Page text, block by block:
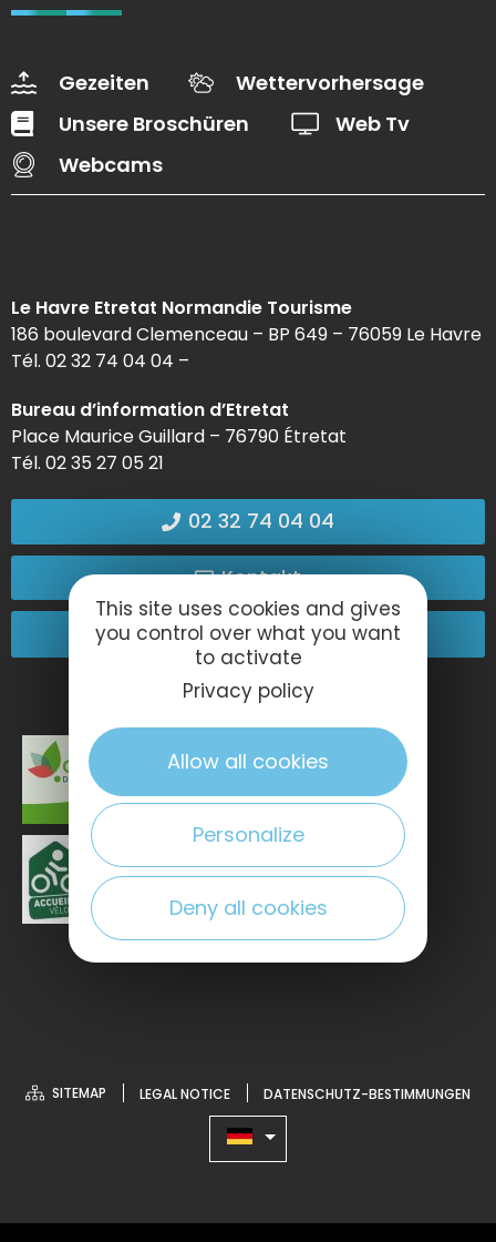
Gezeiten
Wettervorhersage
Unsere Broschüren
Web Tv
Webcams
Le Havre Etretat Normandie Tourisme
186 boulevard Clemenceau – BP 649 – 76059 Le Havre
Tél. 02 32 74 04 04 –
Bureau d’information d’Etretat
Place Maurice Guillard – 76790 Étretat
Tél. 02 35 27 05 21
02 32 74 04 04
Kontakt
Kommen Sie zu uns!
SITEMAP LEGAL NOTICE DATENSCHUTZ-BESTIMMUNGEN
This site uses cookies and gives
you control over what you want
to activate
Privacy policy
Allow all cookies
Personalize
Deny all cookies